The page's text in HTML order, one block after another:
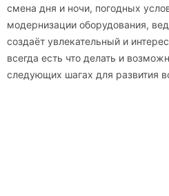
смена дня и ночи, погодных
модернизации оборудования,
создаёт увлекательный и
всегда есть что делать и
следующих шагах для развития